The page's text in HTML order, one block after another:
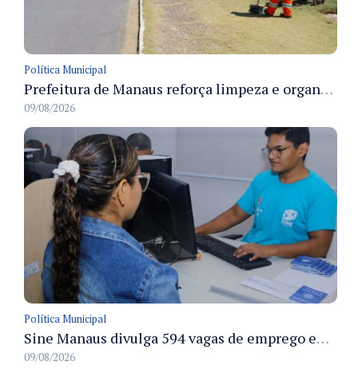
Política Municipal
Prefeitura de Manaus reforça limpeza e organização dos cemiterios municipais para receber famílias no Dia dos Pais
09/08/2026
Política Municipal
Sine Manaus divulga 594 vagas de emprego em Manaus com atendimento presencial nesta segunda-feira
09/08/2026